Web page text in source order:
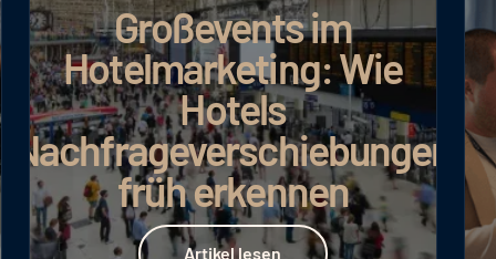
Großevents im
Hotelmarketing: Wie
Hotels
Nachfrageverschiebungen
früh erkennen
Artikel lesen
Artikel lesen